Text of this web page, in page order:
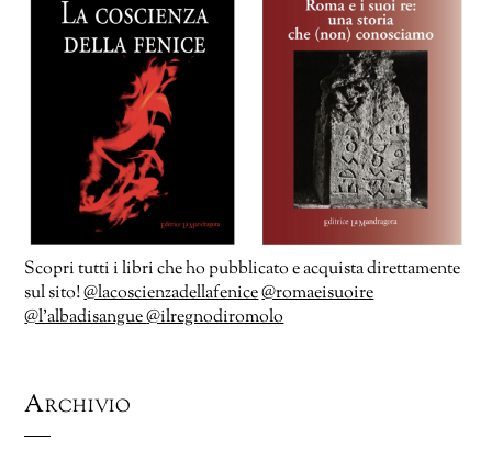
Scopri tutti i libri che ho pubblicato e acquista direttamente
sul sito!@lacoscienzadellafenice@romaeisuoire
@l’albadisangue@ilregnodiromolo
Archivio